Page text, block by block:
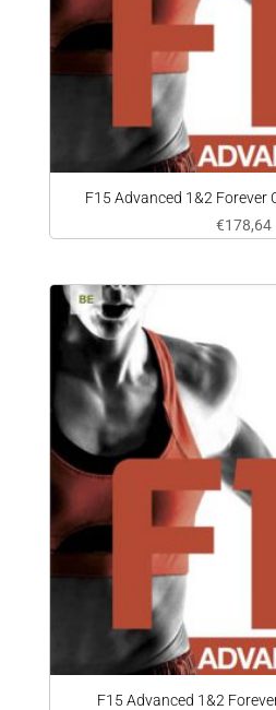
F15 Advanced 1&2 Forever
€178,64
F15 Advanced 1&2